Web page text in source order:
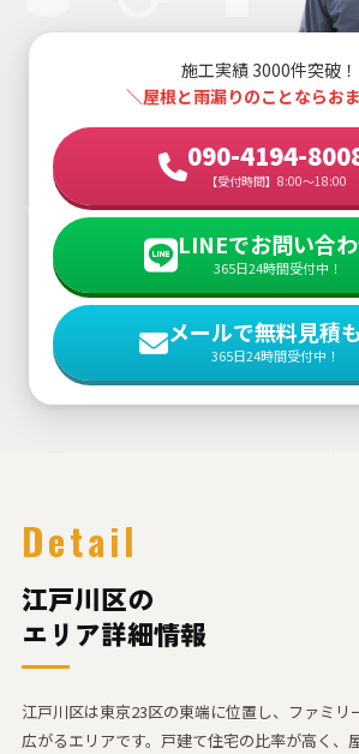
施工実績 3000件突破！
＼屋根と雨漏りのことならお
090-4194-
【受付時間】8:00～18:00
LINEでお問い合
365日24時間受付中！
メールで無料見積
365日24時間受付中！
Detail
江戸川区の
エリア詳細情報
江戸川区は東京23区の東端に位置し、ファミリ
広がるエリアです。戸建て住宅の比率が高く、